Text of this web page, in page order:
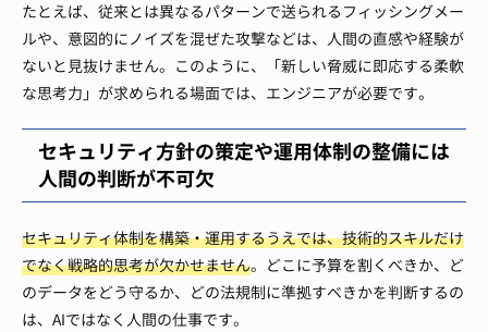
たとえば、従来とは異なるパターンで送られるフィッシングメー
ルや、意図的にノイズを混ぜた攻撃などは、人間の直感や経験が
ないと見抜けません。このように、「新しい脅威に即応する柔軟
な思考力」が求められる場面では、エンジニアが必要です。
セキュリティ方針の策定や運用体制の整備には
人間の判断が不可欠
セキュリティ体制を構築・運用するうえでは、技術的スキルだけ
でなく戦略的思考が欠かせません。どこに予算を割くべきか、ど
のデータをどう守るか、どの法規制に準拠すべきかを判断するの
は、AIではなく人間の仕事です。